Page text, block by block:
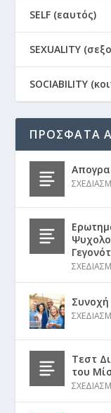
SELF (εαυτός)
SEXUALITY
SOCIABILITY
ΠΡΟΣΦΑΤΑ
Συνοχή
Τεστ
του